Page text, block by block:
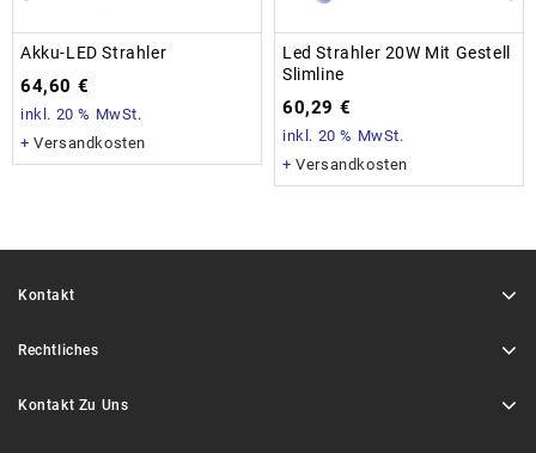
Akku-LED Strahler
64,60 €
inkl. 20 % MwSt.
+Versandkosten
Led Strahler 20W Mit Gestell
Slimline
60,29 €
inkl. 20 % MwSt.
+Versandkosten
Kontakt
Rechtliches
Kontakt Zu Uns